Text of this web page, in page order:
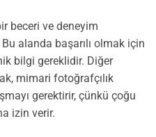
beceri ve deneyim
alanda başarılı olmak için
bilgi gereklidir. Diğer
mimari fotoğrafçılık
gerektirir, çünkü çoğu
izin verir.